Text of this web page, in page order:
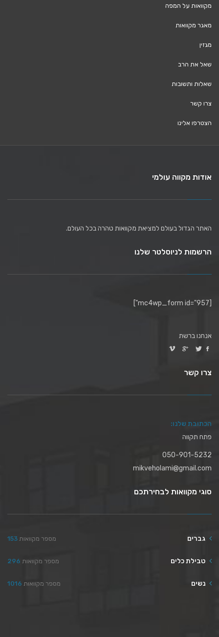
מקוואות על המפה
מאגר מקוואות
מגזין
שאל את הרב
שאלות ותשובות
צרו קשר
הצטרפו אלינו
אודות מקווה עולמי
האתר הגדול בעולם למציאת מקוואות טהרה בכל העולם.
הרשמות לניוסלטר שלנו
[mc4wp_form id="957"]
אנחנו ברשת
צרו קשר
הכתובת שלנו:
פתח תקווה
050-901-5232
mikveholami@gmail.com
סוגי מקוואות לבחירתכם
גברים 153 מספר מקוואות
טבילת כלים 296 מספר מקוואות
נשים 1016 מספר מקוואות